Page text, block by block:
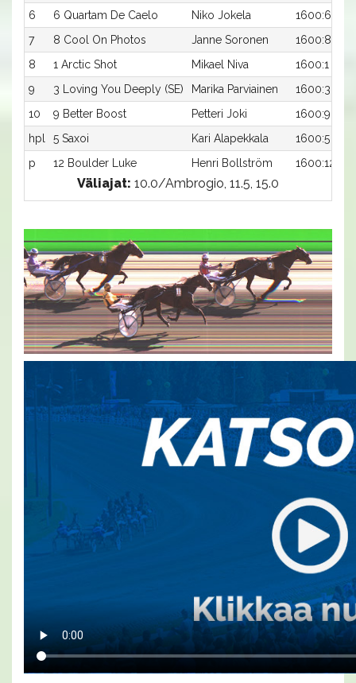
6
6 Quartam De Caelo Niko Jokela
1600:6
7
8 Cool On Photos Janne Soronen
1600:8
8
1 Arctic Shot Mikael Niva
1600:1
9
3 Loving You Deeply (SE) Marika Parviainen
1600:3
10
9 Better Boost Petteri Joki
1600:9
hpl
5 Saxoi Kari Alapekkala
1600:5
p
12 Boulder Luke Henri Bollström 1600:12
Väliajat: 10.0/Ambrogio, 11.5, 15.0